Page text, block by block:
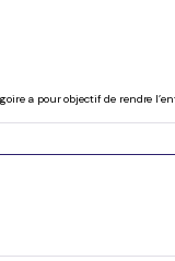
a pour objectif de rendre